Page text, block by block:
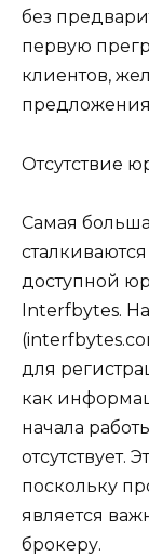
без
первую
клиентов,
Отсутствие
Самая
сталкиваются
доступной
Interfbytes.
для
как
начала
отсутствует.
поскольку
является
брокеру.